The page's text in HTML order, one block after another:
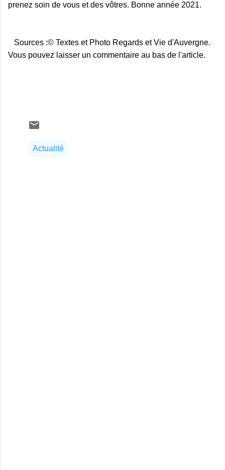
prenez soin de vous et des vôtres. Bonne année 2021.
Sources :© Textes et Photo Regards et Vie d'Auvergne.
Vous pouvez laisser un commentaire au bas de l'article.
Actualité